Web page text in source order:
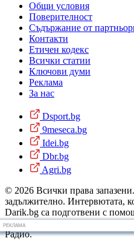
Общи условия
Поверителност
Съдържание от
Контакти
Етичен кодекс
Всички статии
Ключови думи
Реклама
За нас
Dsport.bg
9meseca.bg
Idei.bg
Dbr.bg
Agri.bg
© 2026 Всички права
задължително. Интервютата,
Darik.bg са подготвени с
Радио и новинарските
Радио.
РЕКЛАМА